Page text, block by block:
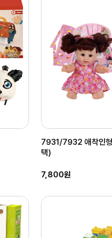
7931/7932 애착인
택)
7,800원